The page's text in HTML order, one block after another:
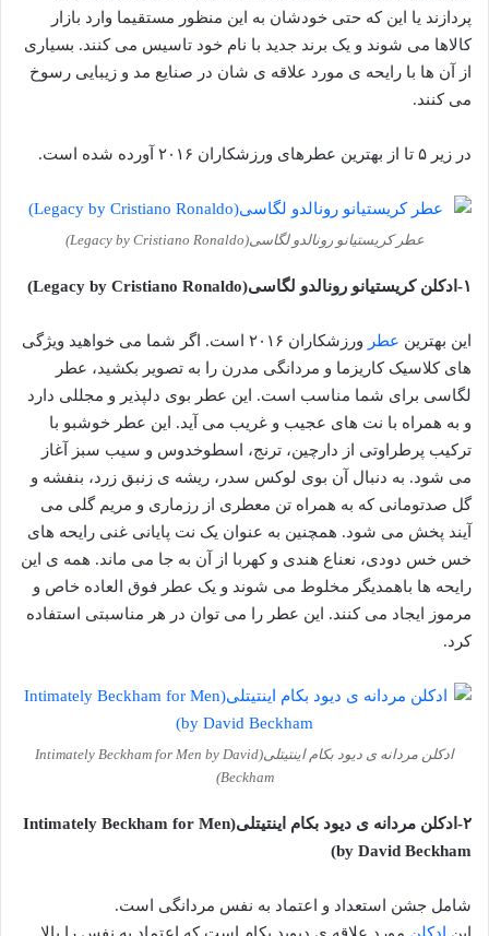
پردازند یا این که حتی خودشان به این منظور مستقیما وارد بازار
کالاها می شوند و یک برند جدید با نام خود تاسیس می کنند. بسیاری
از آن ها با رایحه ی مورد علاقه ی شان در صنایع مد و زیبایی رسوخ
می کنند.
در زیر ۵ تا از بهترین عطرهای ورزشکاران ۲۰۱۶ آورده شده است.
عطر کریستیانو رونالدو لگاسی(Legacy by Cristiano Ronaldo)
۱-ادکلن کریستیانو رونالدو لگاسی(Legacy by Cristiano Ronaldo)
این بهترین عطر
ورزشکاران ۲۰۱۶ است. اگر شما می خواهید ویژگی
های کلاسیک کاریزما و مردانگی مدرن را به تصویر بکشید، عطر
لگاسی برای شما مناسب است. این عطر بوی دلپذیر و مجللی دارد
و به همراه با نت های عجیب و غریب می آید. این عطر خوشبو با
ترکیب پرطراوتی از دارچین، ترنج، اسطوخدوس و سیب سبز آغاز
می شود. به دنبال آن بوی لوکس سدر، ریشه ی زنبق زرد، بنفشه و
گل صدتومانی که به همراه تن معطری از رزماری و مریم گلی می
آیند پخش می شود. همچنین به عنوان یک نت پایانی غنی رایحه های
خس خس دودی، نعناع هندی و کهربا از آن به جا می ماند. همه ی این
رایحه ها باهمدیگر مخلوط می شوند و یک عطر فوق العاده خاص و
مرموز ایجاد می کنند. این عطر را می توان در هر مناسبتی استفاده
کرد.
ادکلن مردانه ی دیود بکام اینتیتلی(Intimately Beckham for Men by David
Beckham)
۲-ادکلن مردانه ی دیود بکام اینتیتلی(Intimately Beckham for Men
by David Beckham)
شامل جشن استعداد و اعتماد به نفس مردانگی است.